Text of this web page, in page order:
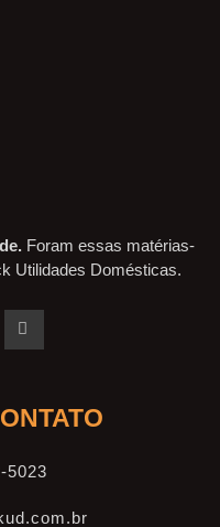
Foram essas matérias-
Utilidades Domésticas.
5023